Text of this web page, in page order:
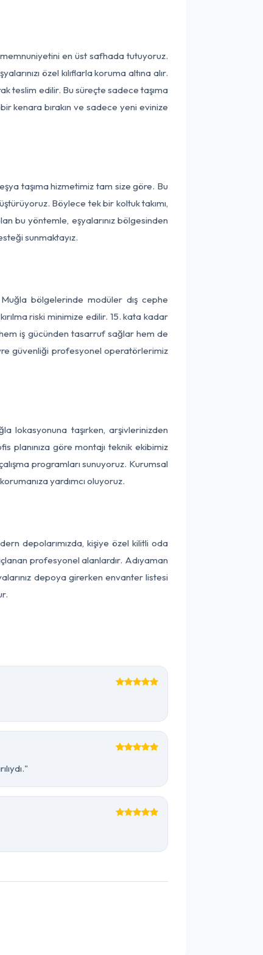
en üst safhada tutuyoruz.
özel kılıflarla koruma altına alır.
teslim edilir. Bu süreçte sadece taşıma
bir kenara bırakın ve sadece yeni evinize
taşıma hizmetimiz tam size göre. Bu
Böylece tek bir koltuk takımı,
bu yöntemle, eşyalarınız bölgesinden
sunmaktayız.
bölgelerinde modüler dış cephe
riski minimize edilir. 15. kata kadar
iş gücünden tasarruf sağlar hem de
güvenliği profesyonel operatörlerimiz
lokasyonuna taşırken, arşivlerinizden
planınıza göre montajı teknik ekibimiz
programları sunuyoruz. Kurumsal
yardımcı oluyoruz.
depolarımızda, kişiye özel kilitli oda
profesyonel alanlardır. Adıyaman
depoya girerken envanter listesi